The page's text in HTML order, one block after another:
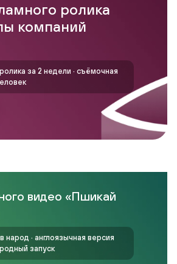
ролика
компаний
за 2 недели · съёмочная
видео «Пшикай
народ · англоязычная версия
запуск